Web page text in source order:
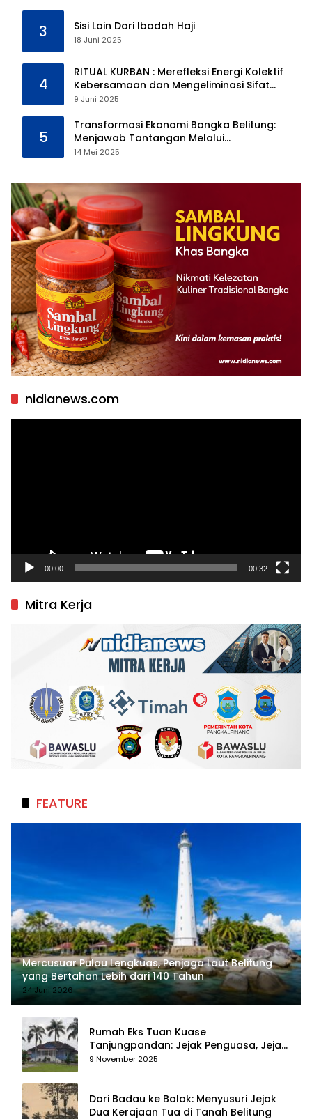
3 Sisi Lain Dari Ibadah Haji
18 Juni 2025
4
RITUAL KURBAN : Merefleksi Energi Kolektif
Kebersamaan dan Mengeliminasi Sifat
Kebinatangan Manusia
9 Juni 2025
5
Transformasi Ekonomi Bangka Belitung:
Menjawab Tantangan Melalui
Pengelolaan Sumber Daya Alam yang
14 Mei 2025
nidianews.com
00:00 00:32
Mitra Kerja
FEATURE
Mercusuar Pulau Lengkuas, Penjaga Laut Belitung
yang Bertahan Lebih dari 140 Tahun
24 Juni 2026
Rumah Eks Tuan Kuase
Tanjungpandan: Jejak Penguasa, Jejak
Kenangan
9 November 2025
Dari Badau ke Balok: Menyusuri Jejak
Dua Kerajaan Tua di Tanah Belitung